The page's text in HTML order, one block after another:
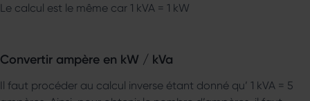
Le calcul est le même car 1 kVA = 1 kW
Convertir ampère en kW / kVa
Il faut procéder au calcul inverse étant donné qu’ 1 kVA = 5